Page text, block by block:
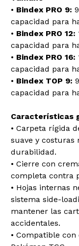
• Bindex PRO 9:
capacidad para
• Bindex PRO 12:
capacidad para
• Bindex PRO 16:
capacidad para
• Bindex TOP 9:
capacidad para
Características
• Carpeta rígida
suave y costuras
durabilidad.
• Cierre con
completa contra
• Hojas internas
sistema side-
mantener las
accidentales.
• Compatible